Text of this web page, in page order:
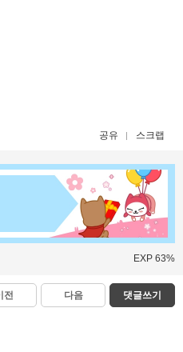
공유 스크랩
EXP 63%
전 다음 댓글쓰기